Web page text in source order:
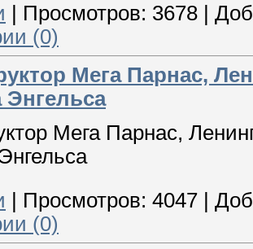
Просмотров: 3678
(0)
Мега Парнас,
Энгельса
Мега Парнас,
| Просмотров: 4047 |
(0)